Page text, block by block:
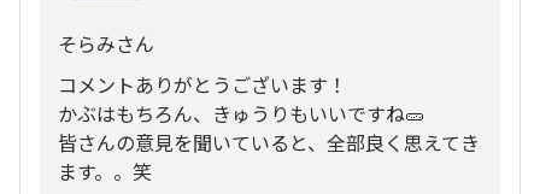
そらみさん
コメントありがとうございます！
かぶはもちろん、きゅうりもいいですね🥒
皆さんの意見を聞いていると、全部良く思えてき
ます。。笑